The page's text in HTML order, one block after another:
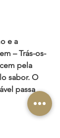
e a
– Trás-os-
pela
sabor. O
passa